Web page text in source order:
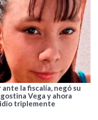
la fiscalía, negó su
Vega y ahora
triplemente